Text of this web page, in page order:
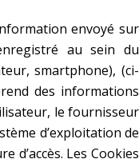
envoyé sur
au sein du
smartphone), (ci-
des informations
le fournisseur
d’exploitation de
d’accès. Les Cookies